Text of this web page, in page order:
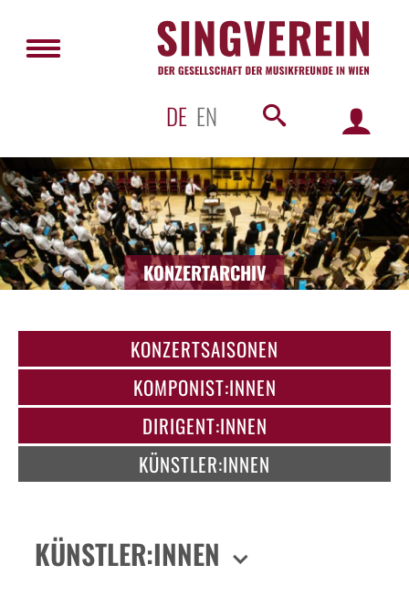
DE EN
KONZERTARCHIV
KONZERTSAISONEN
KOMPONIST:INNEN
DIRIGENT:INNEN
KÜNSTLER:INNEN
KÜNSTLER:INNEN